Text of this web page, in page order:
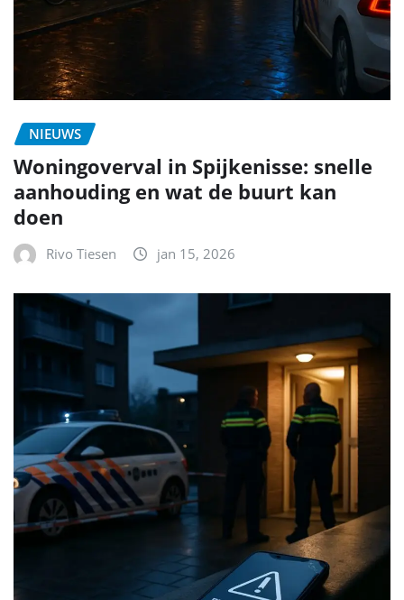
NIEUWS
Woningoverval in Spijkenisse: snelle
aanhouding en wat de buurt kan
doen
Rivo Tiesen jan 15, 2026